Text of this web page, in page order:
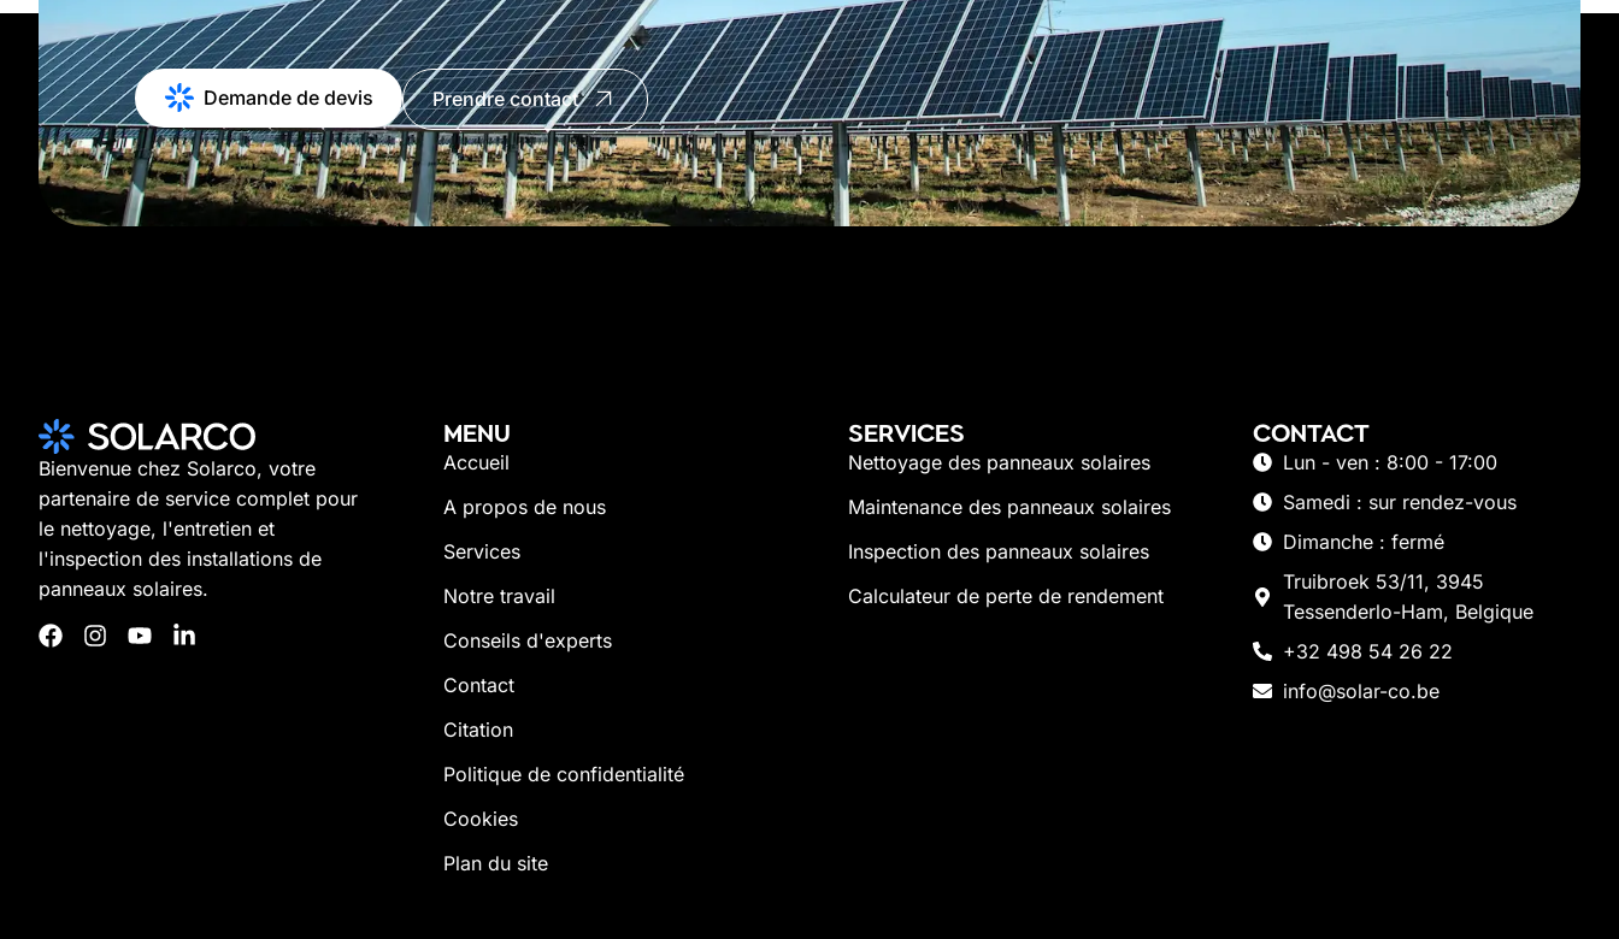
Demande de devis Prendre contact
Bienvenue chez Solarco, votre
partenaire de service complet pour
le nettoyage, l'entretien et
l'inspection des installations de
panneaux solaires.
MENU
Accueil
A propos de nous
Services
Notre travail
Conseils d'experts
Contact
Citation
Politique de confidentialité
Cookies
Plan du site
SERVICES
Nettoyage des panneaux solaires
Maintenance des panneaux solaires
Inspection des panneaux solaires
Calculateur de perte de rendement
CONTACT
Lun - ven : 8:00 - 17:00
Samedi : sur rendez-vous
Dimanche : fermé
Truibroek 53/11, 3945
Tessenderlo-Ham, Belgique
+32 498 54 26 22
info@solar-co.be